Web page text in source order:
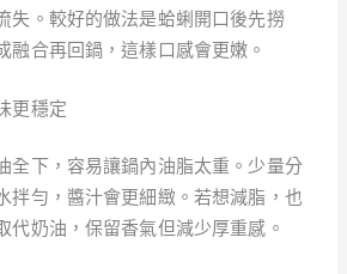
失。較好的做法是蛤蜊開口後先撈
融合再回鍋，這樣口感會更嫩。
更穩定
全下，容易讓鍋內油脂太重。少量分
拌勻，醬汁會更細緻。若想減脂，也
代奶油，保留香氣但減少厚重感。